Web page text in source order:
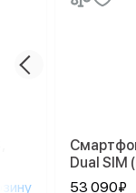
Dual SIM
53 090₽